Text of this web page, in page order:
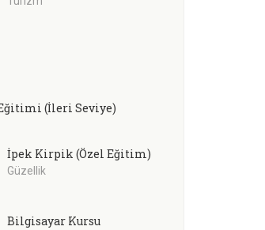
(İleri Seviye)
İpek Kirpik (Özel Eğitim)
Güzellik
Bilgisayar Kursu